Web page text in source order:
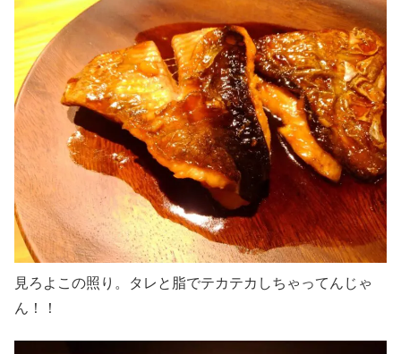
見ろよこの照り。タレと脂でテカテカしちゃってんじゃ
ん！！